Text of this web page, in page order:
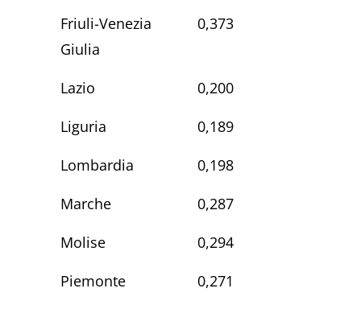
Friuli-Venezia
Giulia
0,373
Lazio
0,200
Liguria
0,189
Lombardia
0,198
Marche
0,287
Molise
0,294
Piemonte
0,271